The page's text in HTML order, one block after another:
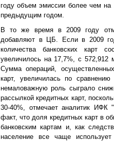
году объем эмиссии более чем
предыдущим годом.
В то же время в 2009 году
добавляют в ЦБ. Если в 2009
количества банковских карт
увеличилось на 17,7%, с 572,912
Сумма операций,
карт, увеличилась по
немаловажную роль сыграло
рассылкой кредитных карт,
30-40%, отмечает аналитик ИФК
факт, что доля кредитных карт в
банковским картам и, как
население все чаще